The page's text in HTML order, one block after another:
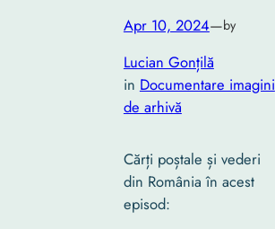
Apr 10, 2024—by
Lucian Gonțilă
in Documentare imagini
de arhivă
Cărți poștale și vederi
din România în acest
episod: